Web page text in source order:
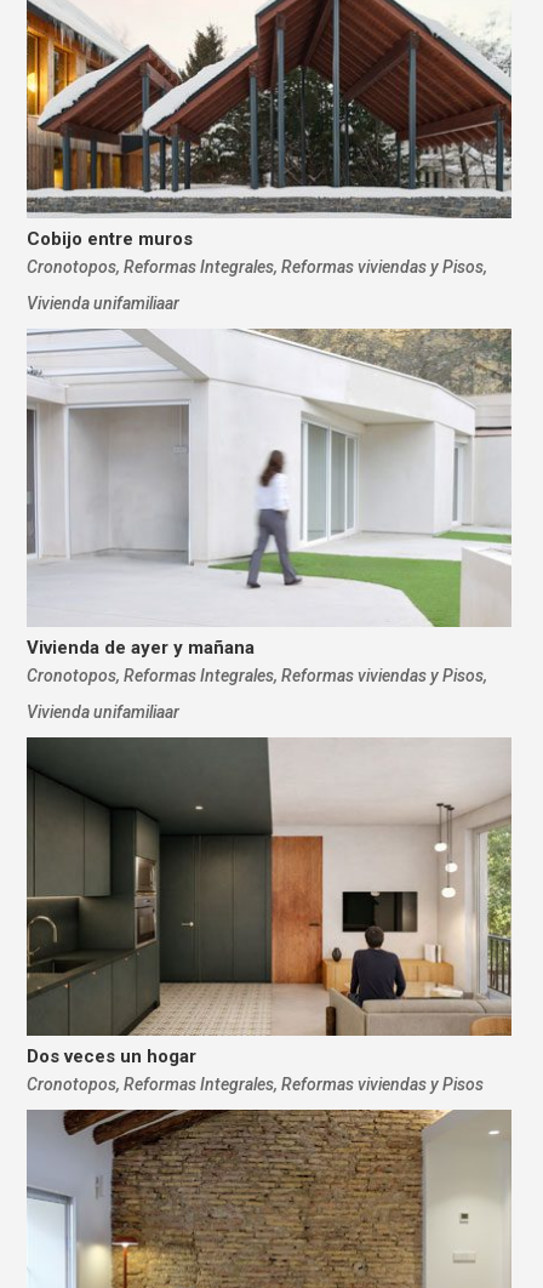
Cobijo entre muros
Cronotopos,Reformas Integrales,Reformas viviendas y Pisos,
Vivienda unifamiliaar
Vivienda de ayer y mañana
Cronotopos,Reformas Integrales,Reformas viviendas y Pisos,
Vivienda unifamiliaar
Dos veces un hogar
Cronotopos,Reformas Integrales,Reformas viviendas y Pisos